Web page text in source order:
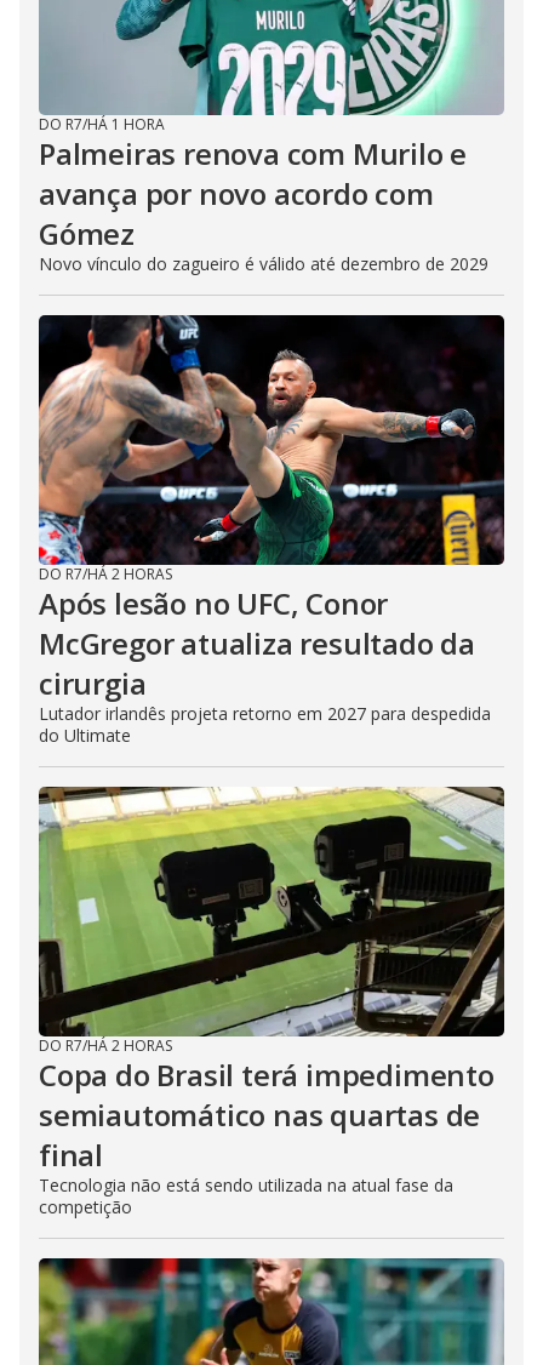
DO R7/HÁ 1 HORA
Palmeiras renova com Murilo e
avança por novo acordo com
Gómez
Novo vínculo do zagueiro é válido até dezembro de 2029
DO R7/HÁ 2 HORAS
Após lesão no UFC, Conor
McGregor atualiza resultado da
cirurgia
Lutador irlandês projeta retorno em 2027 para despedida
do Ultimate
DO R7/HÁ 2 HORAS
Copa do Brasil terá impedimento
semiautomático nas quartas de
final
Tecnologia não está sendo utilizada na atual fase da
competição